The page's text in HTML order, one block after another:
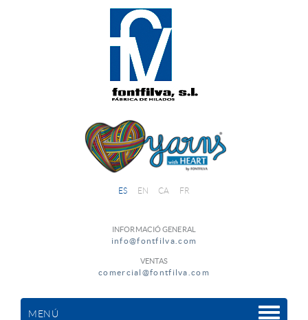
ES EN CA FR
INFORMACIÓ GENERAL
info@fontfilva.com
VENTAS
comercial@fontfilva.com
MENÚ